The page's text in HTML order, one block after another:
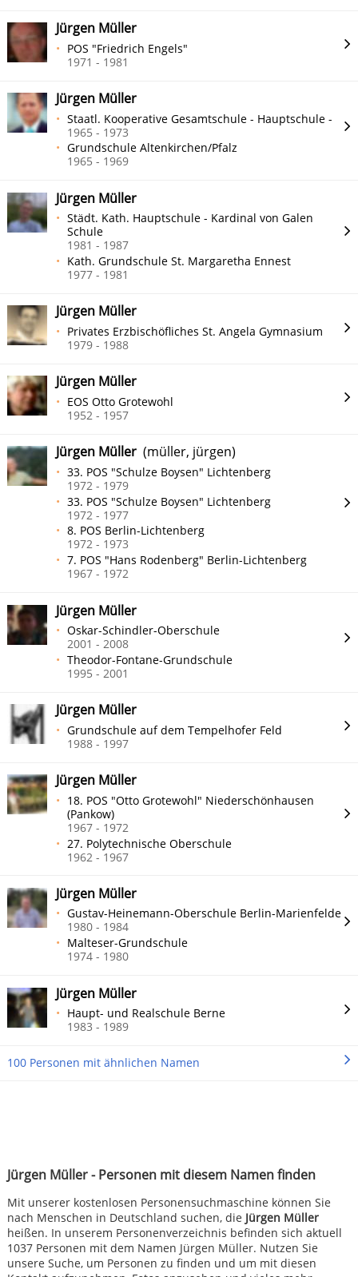
Jürgen Müller - Personen mit diesem Namen finden
Mit unserer kostenlosen Personensuchmaschine können Sie
nach Menschen in Deutschland suchen, die Jürgen Müller
heißen. In unserem Personenverzeichnis befinden sich aktuell
1037 Personen mit dem Namen Jürgen Müller. Nutzen Sie
unsere Suche, um Personen zu finden und um mit diesen
Jürgen Müller
POS "Friedrich Engels"
1971 - 1981
Jürgen Müller
Staatl. Kooperative Gesamtschule - Hauptschule -
1965 - 1973
Grundschule Altenkirchen/Pfalz
1965 - 1969
Jürgen Müller
Städt. Kath. Hauptschule - Kardinal von Galen
Schule
1981 - 1987
Kath. Grundschule St. Margaretha Ennest
1977 - 1981
Jürgen Müller
Privates Erzbischöfliches St. Angela Gymnasium
1979 - 1988
Jürgen Müller
EOS Otto Grotewohl
1952 - 1957
Jürgen Müller (müller, jürgen)
33. POS "Schulze Boysen" Lichtenberg
1972 - 1979
33. POS "Schulze Boysen" Lichtenberg
1972 - 1977
8. POS Berlin-Lichtenberg
1972 - 1973
7. POS "Hans Rodenberg" Berlin-Lichtenberg
1967 - 1972
Jürgen Müller
Oskar-Schindler-Oberschule
2001 - 2008
Theodor-Fontane-Grundschule
1995 - 2001
Jürgen Müller
Grundschule auf dem Tempelhofer Feld
1988 - 1997
Jürgen Müller
18. POS "Otto Grotewohl" Niederschönhausen
(Pankow)
1967 - 1972
27. Polytechnische Oberschule
1962 - 1967
Jürgen Müller
Gustav-Heinemann-Oberschule Berlin-Marienfelde
1980 - 1984
Malteser-Grundschule
1974 - 1980
Jürgen Müller
Haupt- und Realschule Berne
1983 - 1989
100 Personen mit ähnlichen Namen